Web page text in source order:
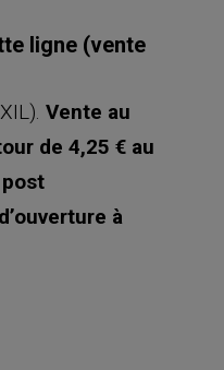
ligne (vente
Vente au
de 4,25 € au
à